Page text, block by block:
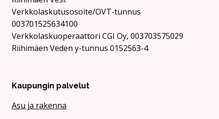
Verkkolaskutusosoite/OVT-tunnus
003701525634100
Verkkolaskuoperaattori CGI Oy, 003703575029
Riihimäen Veden y-tunnus 0152563-4
Kaupungin palvelut
Asu ja rakenna